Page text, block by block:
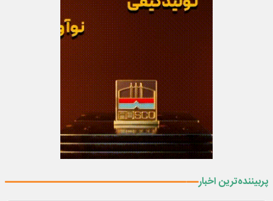
پربیننده‌ترین اخبار